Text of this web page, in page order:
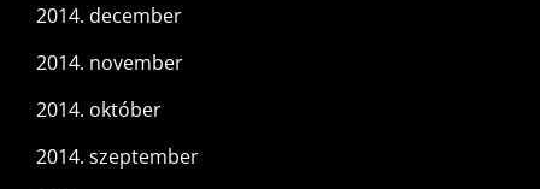
2014. december
2014. november
2014. október
2014. szeptember